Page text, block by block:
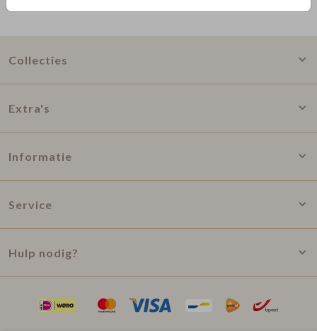
Collecties
Extra's
Informatie
Service
Hulp nodig?